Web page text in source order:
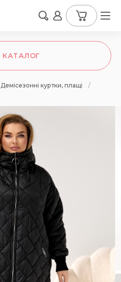
КАТАЛОГ
Демісезонні куртки, плащі
/